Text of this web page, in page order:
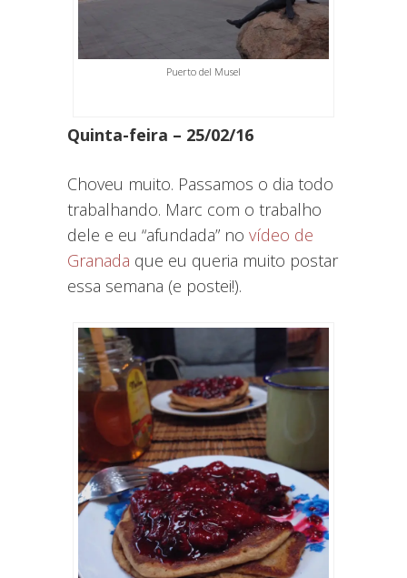
Puerto del Musel
Quinta-feira – 25/02/16
Choveu muito. Passamos o dia todo
trabalhando. Marc com o trabalho
dele e eu “afundada” no vídeo de
Granada que eu queria muito postar
essa semana (e postei!).